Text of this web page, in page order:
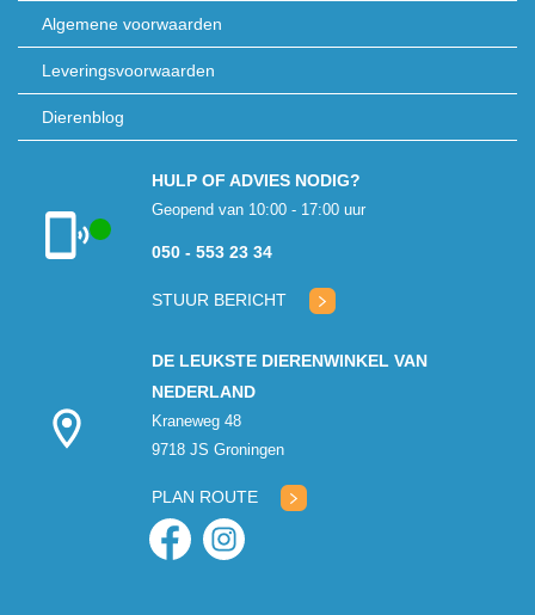
Algemene voorwaarden
Leveringsvoorwaarden
Dierenblog
Klantenservice
HULP OF ADVIES NODIG?
Geopend van 10:00 - 17:00 uur
050 - 553 23 34
STUUR BERICHT
DE LEUKSTE DIERENWINKEL VAN
NEDERLAND
Kraneweg 48
9718 JS Groningen
PLAN ROUTE